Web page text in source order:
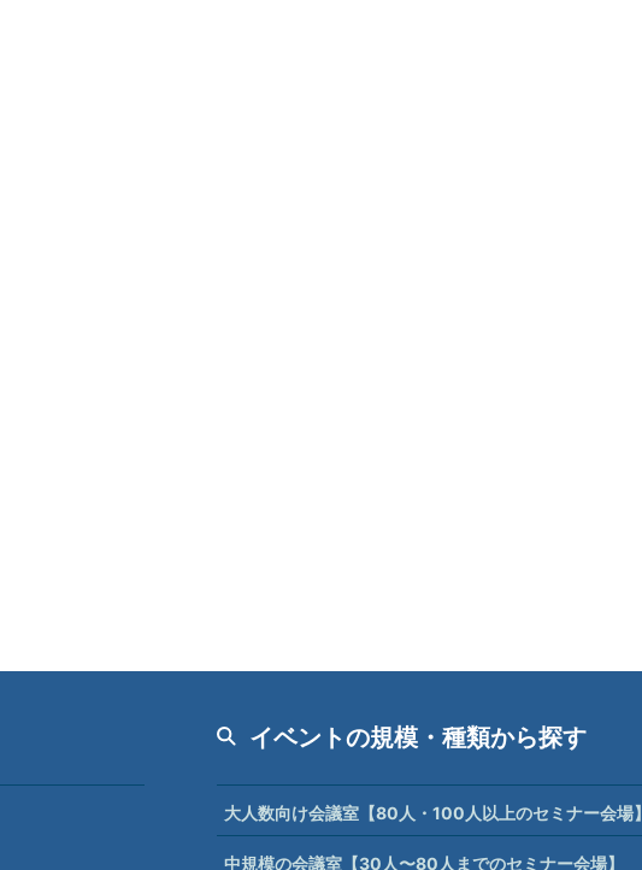
イベントの規模・種類から探す
大人数向け会議室【80人・100人以上のセミナー会場】
中規模の会議室【30人〜80人までのセミナー会場】